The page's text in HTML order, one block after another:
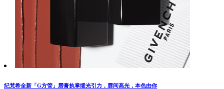
纪梵希全新「G方管」唇膏执掌缎光引力，唇间高光，本色由你